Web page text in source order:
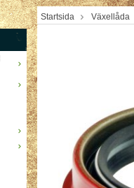
Startsida Växellåda